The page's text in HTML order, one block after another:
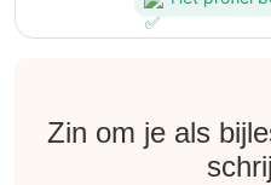
Zin om je als